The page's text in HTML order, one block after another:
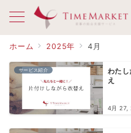
ホーム 2025年 4月
サービス紹介
わたし
え
4月 27,